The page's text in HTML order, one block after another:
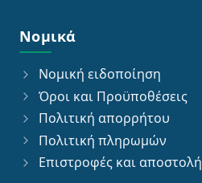
Νομικά
Νομική ειδοποίηση
Όροι και Προϋποθέσεις
Πολιτική απορρήτου
Πολιτική πληρωμών
Επιστροφές και αποστολή